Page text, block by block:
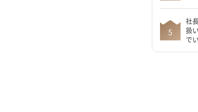
社
扱
で